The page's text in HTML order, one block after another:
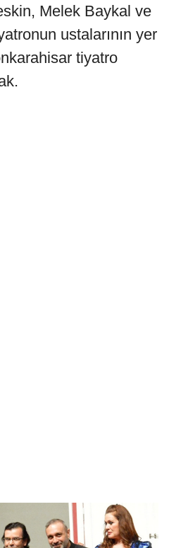
Melek Baykal ve
ustalarının yer
tiyatro